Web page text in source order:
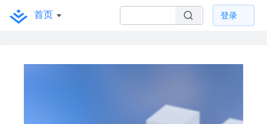
首页 登录